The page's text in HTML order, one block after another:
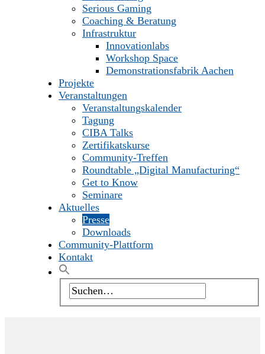
Serious Gaming
Coaching & Beratung
Infrastruktur
Innovationlabs
Workshop Space
Demonstrationsfabrik Aachen
Projekte
Veranstaltungen
Veranstaltungskalender
Tagung
CIBA Talks
Zertifikatskurse
Community-Treffen
Roundtable „Digital Manufacturing“
Get to Know
Seminare
Aktuelles
Presse
Downloads
Community-Plattform
Kontakt